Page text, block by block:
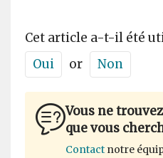
Cet article a-t-il été
Oui
or Non
Vous ne
que vous
Contact notre